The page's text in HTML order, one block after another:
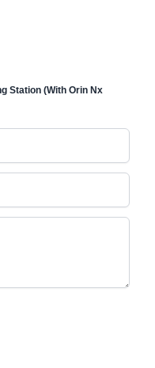
Station (With Orin Nx